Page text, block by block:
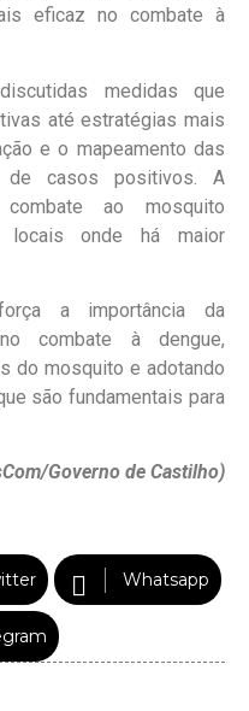
eficaz no combate à
medidas que
até estratégias mais
e o mapeamento das
de casos positivos. A
ao mosquito
locais onde há maior
a importância da
combate à dengue,
do mosquito e adotando
são fundamentais para
Governo de Castilho)
Whatsapp